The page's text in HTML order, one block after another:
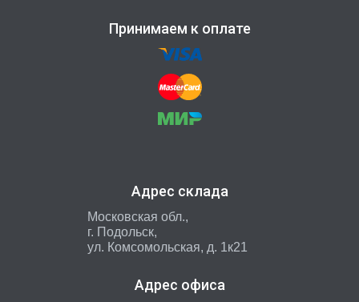
Принимаем к оплате
Адрес склада
Московская обл.,
г. Подольск,
ул. Комсомольская, д. 1к21
Адрес офиса